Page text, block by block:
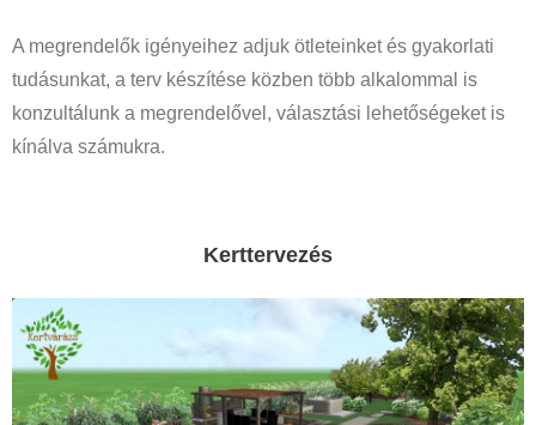
A megrendelők igényeihez adjuk ötleteinket és gyakorlati
tudásunkat, a terv készítése közben több alkalommal is
konzultálunk a megrendelővel, választási lehetőségeket is
kínálva számukra.
Kerttervezés